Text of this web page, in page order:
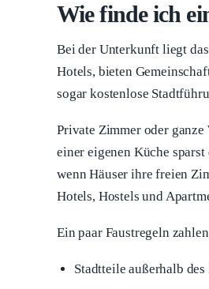
Wie finde ich
Bei der Unterkunft liegt
Hotels, bieten
sogar kostenlose
Private Zimmer oder
einer eigenen Küche
wenn Häuser ihre freien
Hotels, Hostels und
Ein paar Faustregeln
Stadtteile außerhalb